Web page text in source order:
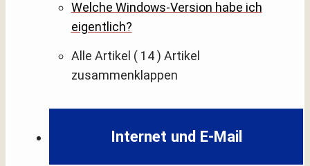
Welche Windows-Version habe ich
eigentlich?
Alle Artikel ( 14 ) Artikel
zusammenklappen
Internet und E-Mail